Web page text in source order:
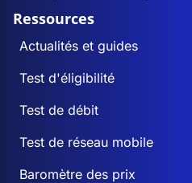
Ressources
Actualités et guides
Test d'éligibilité
Test de débit
Test de réseau mobile
Baromètre des prix